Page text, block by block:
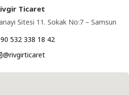
Ticaret
Sitesi 11. Sokak No:7 – Samsun
532 338 18 42
@rivgirticaret